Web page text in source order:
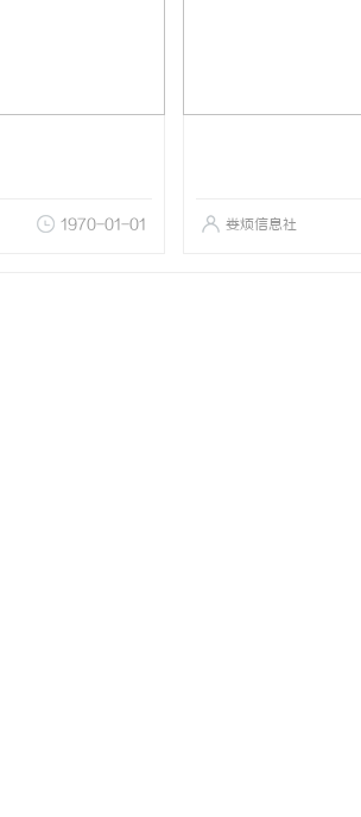
1970-01-01 娄烦信息社